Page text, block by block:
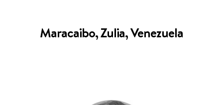
Maracaibo, Zulia, Venezuela